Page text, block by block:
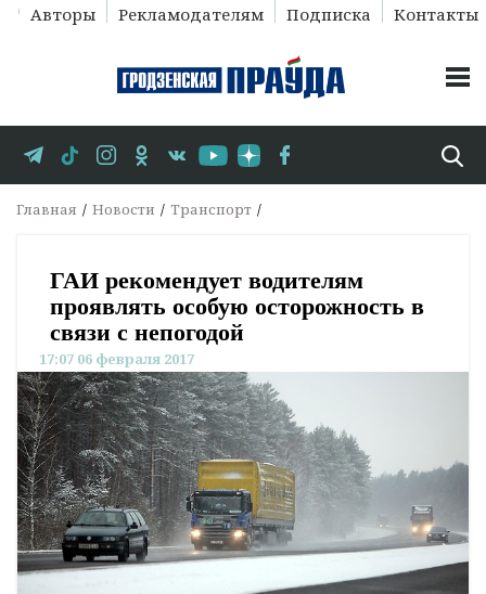
Авторы Рекламодателям Подписка Контакты
Главная Новости Транспорт
ГАИ рекомендует водителям
проявлять особую осторожность в
связи с непогодой
17:07 06 февраля 2017